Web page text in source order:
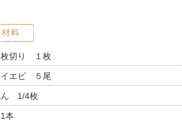
枚切り １枚
イエビ ５尾
ん 1/4枚
本